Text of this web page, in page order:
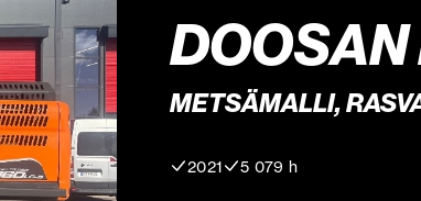
DOOSAN
METSÄMALLI,
2021 5 079 h